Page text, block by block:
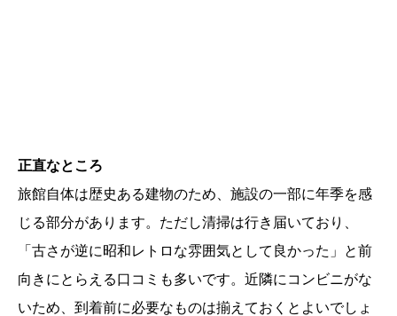
正直なところ
旅館自体は歴史ある建物のため、施設の一部に年季を感
じる部分があります。ただし清掃は行き届いており、
「古さが逆に昭和レトロな雰囲気として良かった」と前
向きにとらえる口コミも多いです。近隣にコンビニがな
いため、到着前に必要なものは揃えておくとよいでしょ